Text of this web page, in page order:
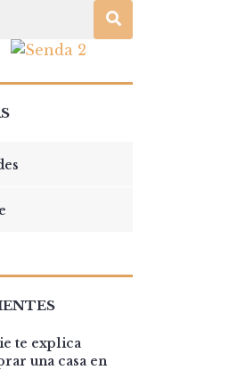
te explica
una casa en